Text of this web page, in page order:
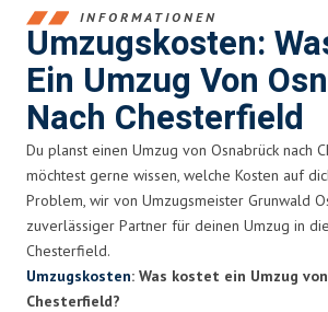
INFORMATIONEN
Umzugskosten:
Ein Umzug Von
Nach Chesterfield
Du planst einen Umzug von Osnabrück nach
möchtest gerne wissen, welche Kosten auf
Problem, wir von Umzugsmeister Grunwald
zuverlässiger Partner für deinen Umzug in
Chesterfield.
Umzugskosten: Was kostet ein Umzug
Chesterfield?